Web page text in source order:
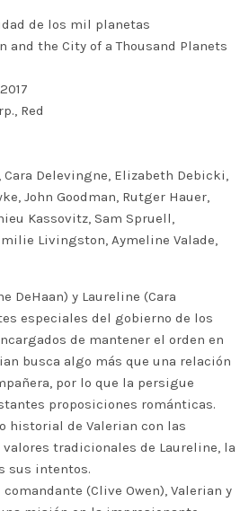
de los mil planetas
and the City of a Thousand Planets
Red
Cara Delevingne, Elizabeth Debicki,
John Goodman, Rutger Hauer,
Kassovitz, Sam Spruell,
Livingston, Aymeline Valade,
DeHaan) y Laureline (Cara
especiales del gobierno de los
de mantener el orden en
busca algo más que una relación
por lo que la persigue
proposiciones románticas.
historial de Valerian con las
tradicionales de Laureline, la
sus intentos.
(Clive Owen), Valerian y